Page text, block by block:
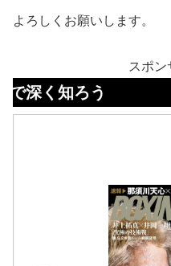
よろしくお願いします。
スポン
う